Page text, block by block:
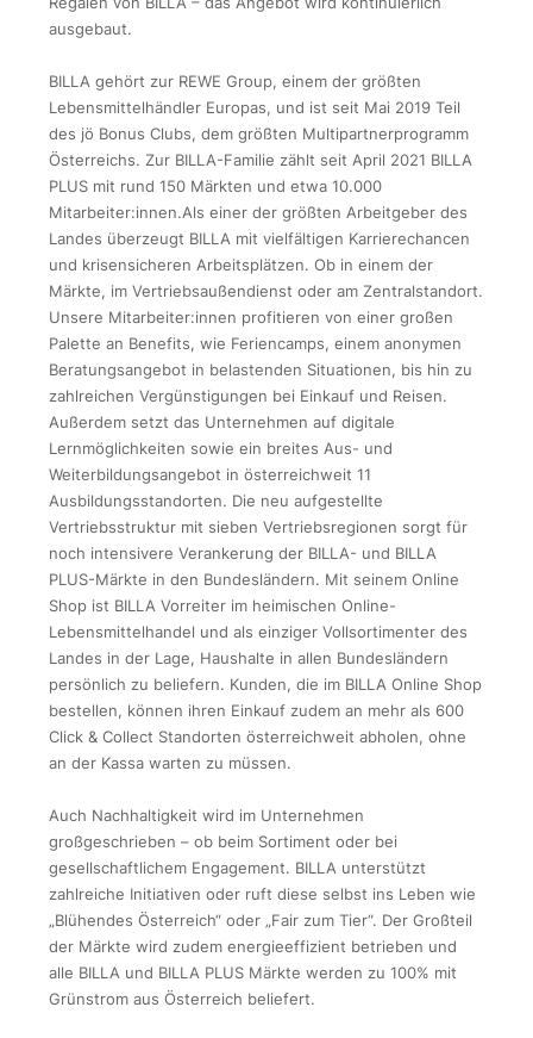
ausgebaut.
BILLA gehört zur REWE Group, einem der größten
Lebensmittelhändler Europas, und ist seit Mai 2019 Teil
des jö Bonus Clubs, dem größten Multipartnerprogramm
Österreichs. Zur BILLA-Familie zählt seit April 2021 BILLA
PLUS mit rund 150 Märkten und etwa 10.000
Mitarbeiter:innen.Als einer der größten Arbeitgeber des
Landes überzeugt BILLA mit vielfältigen Karrierechancen
und krisensicheren Arbeitsplätzen. Ob in einem der
Märkte, im Vertriebsaußendienst oder am Zentralstandort.
Unsere Mitarbeiter:innen profitieren von einer großen
Palette an Benefits, wie Feriencamps, einem anonymen
Beratungsangebot in belastenden Situationen, bis hin zu
zahlreichen Vergünstigungen bei Einkauf und Reisen.
Außerdem setzt das Unternehmen auf digitale
Lernmöglichkeiten sowie ein breites Aus- und
Weiterbildungsangebot in österreichweit 11
Ausbildungsstandorten. Die neu aufgestellte
Vertriebsstruktur mit sieben Vertriebsregionen sorgt für
noch intensivere Verankerung der BILLA- und BILLA
PLUS-Märkte in den Bundesländern. Mit seinem Online
Shop ist BILLA Vorreiter im heimischen Online-
Lebensmittelhandel und als einziger Vollsortimenter des
Landes in der Lage, Haushalte in allen Bundesländern
persönlich zu beliefern. Kunden, die im BILLA Online Shop
bestellen, können ihren Einkauf zudem an mehr als 600
Click & Collect Standorten österreichweit abholen, ohne
an der Kassa warten zu müssen.
Auch Nachhaltigkeit wird im Unternehmen
großgeschrieben – ob beim Sortiment oder bei
gesellschaftlichem Engagement. BILLA unterstützt
zahlreiche Initiativen oder ruft diese selbst ins Leben wie
„Blühendes Österreich“ oder „Fair zum Tier“. Der Großteil
der Märkte wird zudem energieeffizient betrieben und
alle BILLA und BILLA PLUS Märkte werden zu 100% mit
Grünstrom aus Österreich beliefert.